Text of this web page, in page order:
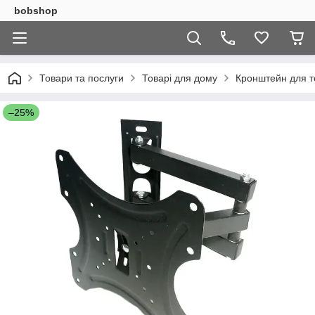
bobshop
Товари та послуги Товарі для дому Кронштейн для
–25%